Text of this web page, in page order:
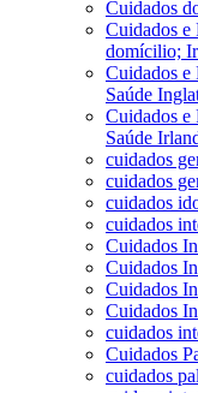
Cuidados
Cuidados e
domícilio;
Cuidados e
Saúde
Cuidados e
Saúde
cuidados
cuidados
cuidados
cuidados
Cuidados
Cuidados
Cuidados
Cuidados
cuidados
Cuidados
cuidados